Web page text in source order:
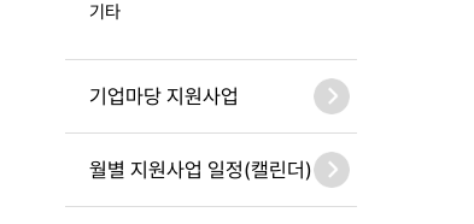
기타
기업마당 지원사업
월별 지원사업 일정(캘린더)